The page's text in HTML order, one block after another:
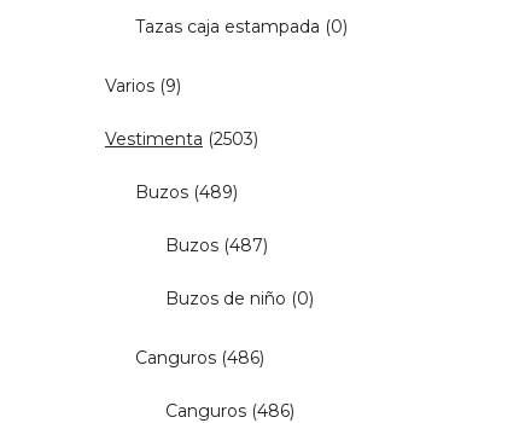
Tazas caja estampada (0)
Varios (9)
Vestimenta (2503)
Buzos (489)
Buzos (487)
Buzos de niño (0)
Canguros (486)
Canguros (486)